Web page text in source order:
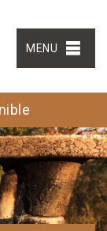
MENU